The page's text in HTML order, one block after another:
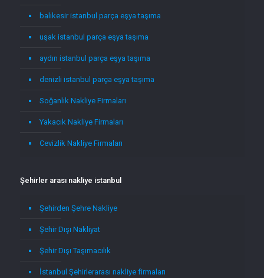
balıkesir istanbul parça eşya taşıma
uşak istanbul parça eşya taşıma
aydın istanbul parça eşya taşıma
denizli istanbul parça eşya taşıma
Soğanlık Nakliye Firmaları
Yakacık Nakliye Firmaları
Cevizlik Nakliye Firmaları
Şehirler arası nakliye istanbul
Şehirden Şehre Nakliye
Şehir Dışı Nakliyat
Şehir Dışı Taşımacılık
İstanbul Şehirlerarası nakliye firmaları